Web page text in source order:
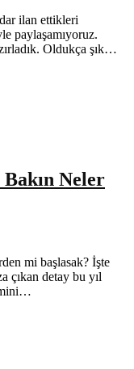
ilan ettikleri
paylaşamıyoruz.
Oldukça şık…
Neler
mi başlasak? İşte
çıkan detay bu yıl
mini…